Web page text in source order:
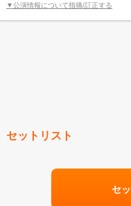
▼公演情報について指摘/訂正する
セットリスト
セ